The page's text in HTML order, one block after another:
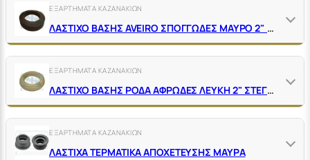
ΕΞΑΡΤΗΜΑΤΑ ΚΑΖΑΝΑΚΙΩΝ
ΛΑΣΤΙΧΟ ΒΑΣΗΣ AVEIRO ΣΠΟΓΓΩΔΕΣ ΜΑΥΡΟ 2" ΣΤΕΓΑΝΟΠΟΙΗΣΗΣ ΚΑΖΑΝΑΚΙΟΥ-ΛΕΚΑΝΗΣ
ΕΞΑΡΤΗΜΑΤΑ ΚΑΖΑΝΑΚΙΩΝ
ΛΑΣΤΙΧΟ ΒΑΣΗΣ ΡΟΔΑ ΑΦΡΩΔΕΣ ΛΕΥΚΗ 2" ΣΤΕΓΑΝΟΠΟΙΗΣΗΣ ΚΑΖΑΝΑΚΙΟΥ-ΛΕΚΑΝΗΣ
ΕΞΑΡΤΗΜΑΤΑ ΚΑΖΑΝΑΚΙΩΝ
ΛΑΣΤΙΧΑ ΤΕΡΜΑΤΙΚΑ ΑΠΟΧΕΤΕΥΣΗΣ ΜΑΥΡΑ